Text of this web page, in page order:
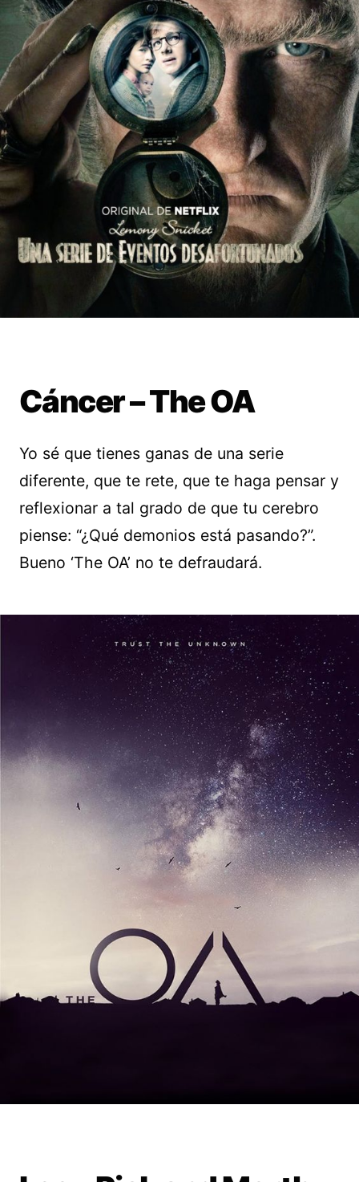
Cáncer – The OA
Yo sé que tienes ganas de una serie
diferente, que te rete, que te haga pensar y
reflexionar a tal grado de que tu cerebro
piense: “¿Qué demonios está pasando?”.
Bueno ‘The OA’ no te defraudará.